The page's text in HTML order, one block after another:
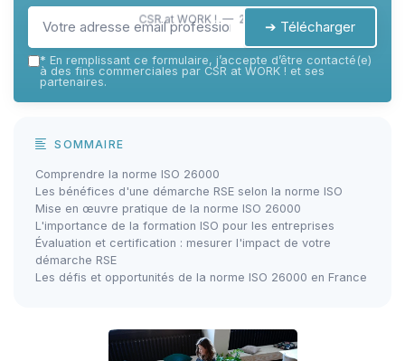
CSR at WORK ! — 2026 ➔ Télécharger
* En remplissant ce formulaire, j’accepte d’être contacté(e)
à des fins commerciales par CSR at WORK ! et ses
partenaires.
SOMMAIRE
Comprendre la norme ISO 26000
Les bénéfices d'une démarche RSE selon la norme ISO
Mise en œuvre pratique de la norme ISO 26000
L'importance de la formation ISO pour les entreprises
Évaluation et certification : mesurer l'impact de votre
démarche RSE
Les défis et opportunités de la norme ISO 26000 en France